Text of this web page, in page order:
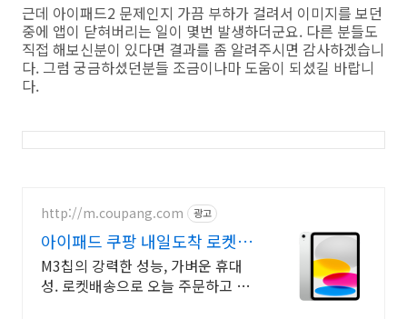
근데 아이패드2 문제인지 가끔 부하가 걸려서 이미지를 보던
중에 앱이 닫혀버리는 일이 몇번 발생하더군요. 다른 분들도
직접 해보신분이 있다면 결과를 좀 알려주시면 감사하겠습니
다. 그럼 궁금하셨던분들 조금이나마 도움이 되셨길 바랍니
다.
http://m.coupang.com 광고
아이패드 쿠팡 내일도착 로켓배
송
M3칩의 강력한 성능, 가벼운 휴대
성. 로켓배송으로 오늘 주문하고 내